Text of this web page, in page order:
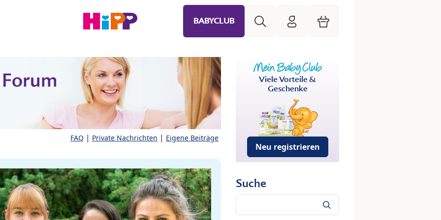
BABYCLUB HiPP Mein Babyclub
Warenkorb
FAQ | Private Nachrichten | Eigene Beiträge
Viele Vorteile &
Geschenke
Neu registrieren
Suche